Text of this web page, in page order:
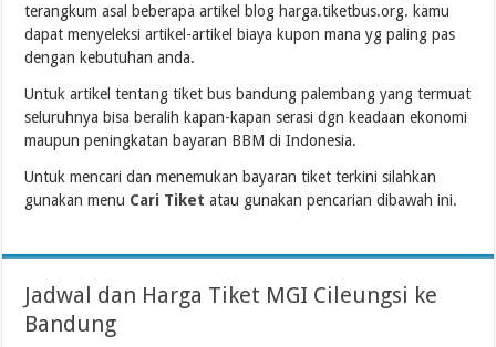
terangkum asal beberapa artikel blog harga.tiketbus.org. kamu
dapat menyeleksi artikel-artikel biaya kupon mana yg paling pas
dengan kebutuhan anda.
Untuk artikel tentang tiket bus bandung palembang yang termuat
seluruhnya bisa beralih kapan-kapan serasi dgn keadaan ekonomi
maupun peningkatan bayaran BBM di Indonesia.
Untuk mencari dan menemukan bayaran tiket terkini silahkan
gunakan menu Cari Tiket atau gunakan pencarian dibawah ini.
Jadwal dan Harga Tiket MGI Cileungsi ke
Bandung